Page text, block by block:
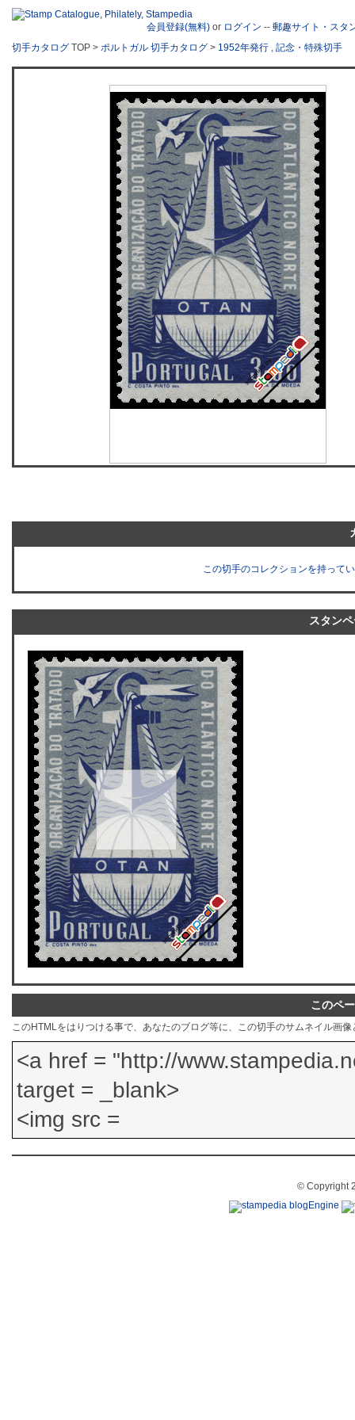
会員登録(無料) or ログイン -- 郵趣サイト・スタ
切手カタログ TOP > ポルトガル 切手カタログ > 1952年発行 , 記念・特殊切手
この切手のコレクションを持って
スタン
このペ
このHTMLをはりつける事で、あなたのブログ等に、この切手のサムネイル画
© Copyright